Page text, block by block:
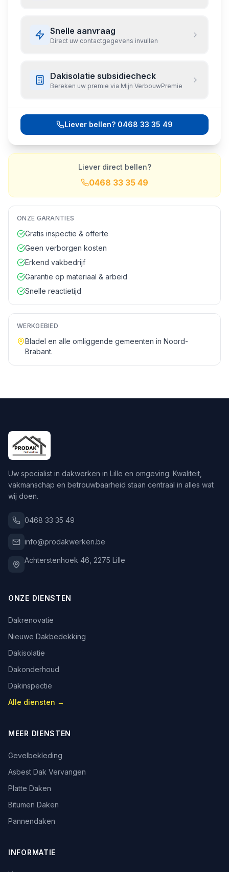
Snelle aanvraag
Direct uw contactgegevens invullen
Dakisolatie subsidiecheck
Bereken uw premie via Mijn VerbouwPremie
Liever bellen? 0468 33 35 49
Liever direct bellen?
0468 33 35 49
ONZE GARANTIES
Gratis inspectie & offerte
Geen verborgen kosten
Erkend vakbedrijf
Garantie op materiaal & arbeid
Snelle reactietijd
WERKGEBIED
Bladel en alle omliggende gemeenten in Noord-
Brabant.
Uw specialist in dakwerken in Lille en omgeving. Kwaliteit,
vakmanschap en betrouwbaarheid staan centraal in alles wat
wij doen.
0468 33 35 49
info@prodakwerken.be
Achterstenhoek 46 2275 Lille
ONZE DIENSTEN
Dakrenovatie
Nieuwe Dakbedekking
Dakisolatie
Dakonderhoud
Dakinspectie
Alle diensten →
MEER DIENSTEN
Gevelbekleding
Asbest Dak Vervangen
Platte Daken
Bitumen Daken
Pannendaken
INFORMATIE